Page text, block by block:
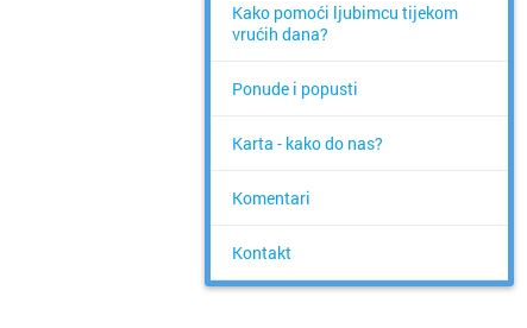
Kako pomoći ljubimcu tijekom
vrućih dana?
Ponude i popusti
Karta - kako do nas?
Komentari
Kontakt